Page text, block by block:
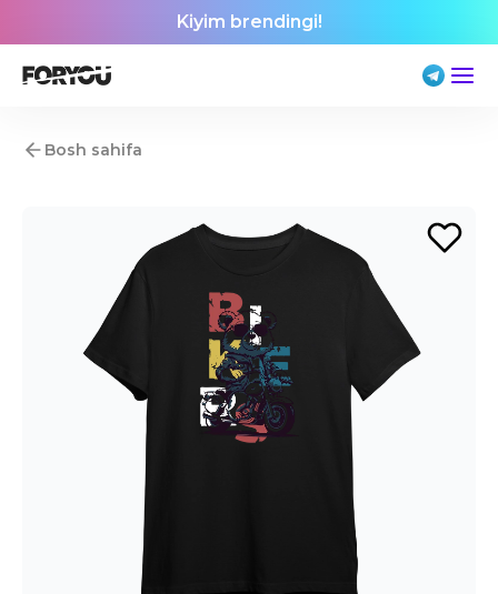
Kiyim brendingi!
Bosh sahifa